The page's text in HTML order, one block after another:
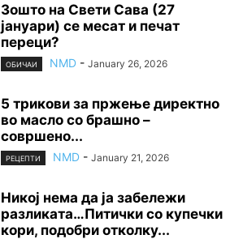
Зошто на Свети Сава (27
јануари) се месат и печат
переци?
ОБИЧАИ NMD - January 26, 2026
5 трикови за пржење директно
во масло со брашно –
совршено...
РЕЦЕПТИ NMD - January 21, 2026
Никој нема да ја забележи
разликата…Питички со купечки
кори, подобри отколку...